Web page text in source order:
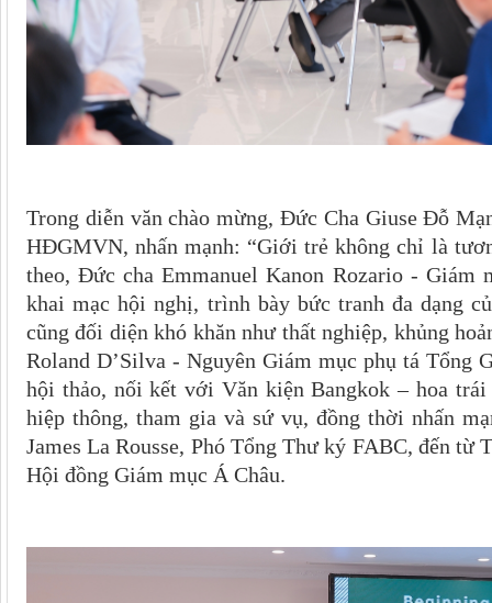
Trong diễn văn chào mừng, Đức Cha Giuse Đỗ
HĐGMVN, nhấn mạnh: “Giới trẻ không chỉ là
theo, Đức cha Emmanuel Kanon Rozario - Giám
khai mạc hội nghị, trình bày bức tranh đa dạng
cũng đối diện khó khăn như thất nghiệp, khủng
Roland D’Silva - Nguyên Giám mục phụ tá
hội thảo, nối kết với Văn kiện Bangkok – hoa
hiệp thông, tham gia và sứ vụ, đồng thời nhấn
James La Rousse, Phó Tổng Thư ký FABC, đến
Hội đồng Giám mục Á Châu.